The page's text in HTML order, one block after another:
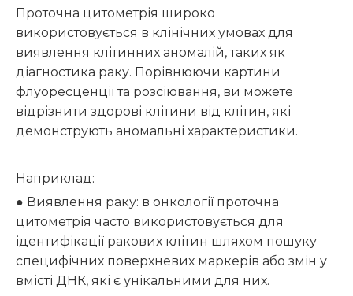
Проточна цитометрія широко
використовується в клінічних умовах для
виявлення клітинних аномалій, таких як
діагностика раку. Порівнюючи картини
флуоресценції та розсіювання, ви можете
відрізнити здорові клітини від клітин, які
демонструють аномальні характеристики.
Наприклад:
● Виявлення раку: в онкології проточна
цитометрія часто використовується для
ідентифікації ракових клітин шляхом пошуку
специфічних поверхневих маркерів або змін у
вмісті ДНК, які є унікальними для них.